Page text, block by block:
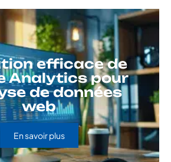
efficace de
Analytics pour
de données
web
En savoir plus